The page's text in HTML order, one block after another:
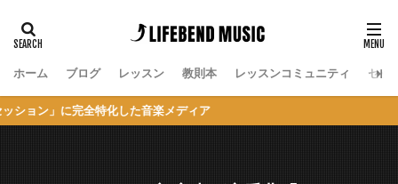
ホーム ブログ レッスン 教則本 レッスンコミュニティ セッ
化した音楽メディア